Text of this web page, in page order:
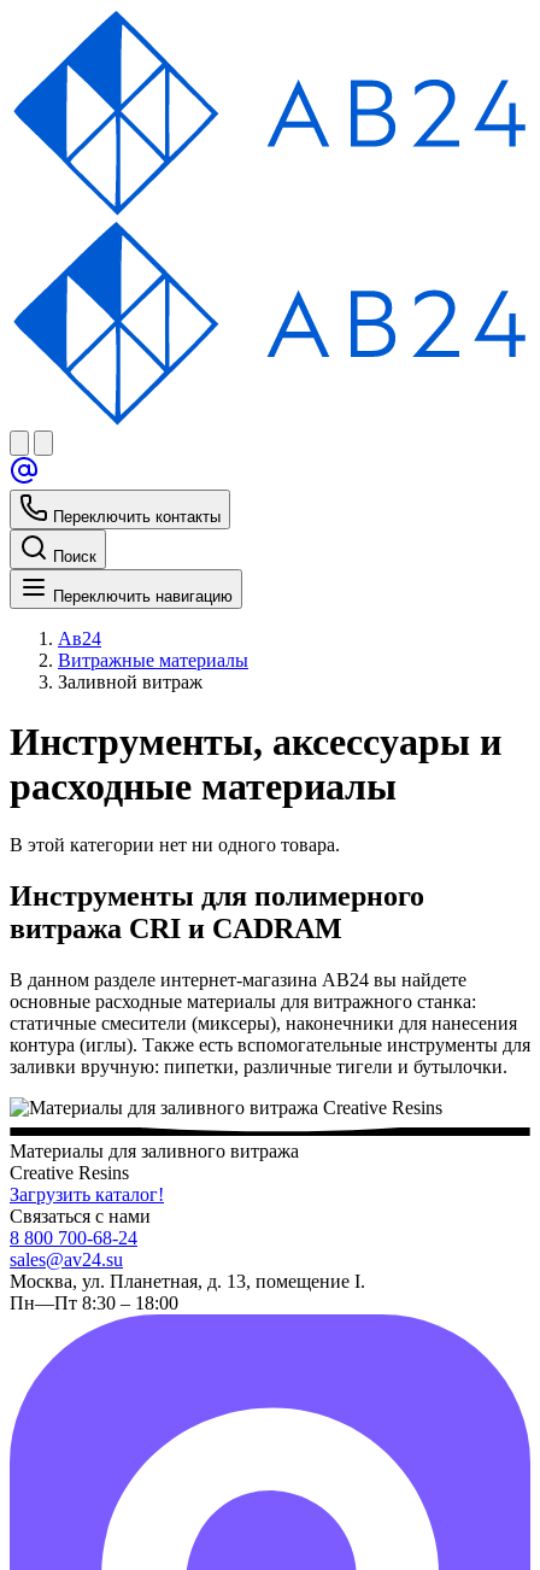
Переключить контакты
Поиск
Переключить навигацию
Ав24
Витражные материалы
Заливной витраж
Инструменты, аксессуары и
расходные материалы
В этой категории нет ни одного товара.
Инструменты для полимерного
витража CRI и CADRAM
В данном разделе интернет-магазина АВ24 вы найдете
основные расходные материалы для витражного станка:
статичные смесители (миксеры), наконечники для нанесения
контура (иглы). Также есть вспомогательные инструменты для
заливки вручную: пипетки, различные тигели и бутылочки.
Материалы для заливного витража
Creative Resins
Загрузить каталог!
Связаться с нами
8 800 700-68-24
sales@av24.su
Москва, ул. Планетная, д. 13, помещение I.
Пн—Пт 8:30 – 18:00